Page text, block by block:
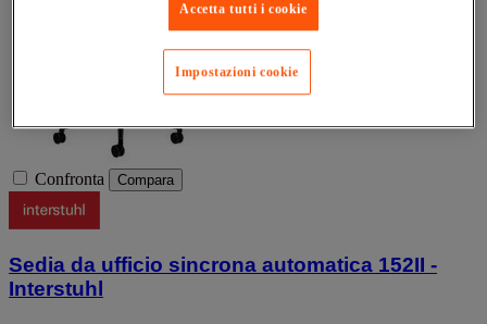
Confronta Compara
Sedia da ufficio sincrona automatica 152II -
Interstuhl
Accetta tutti i cookie
Impostazioni cookie